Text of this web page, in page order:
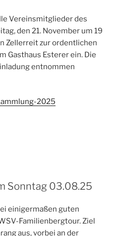
Vereinsmitglieder des
den 21. November um 19
Zellerreit zur ordentlichen
Gasthaus Esterer ein. Die
entnommen
2025
Sonntag 03.08.25
einigermaßen guten
Familienbergtour. Ziel
aus, vorbei an der